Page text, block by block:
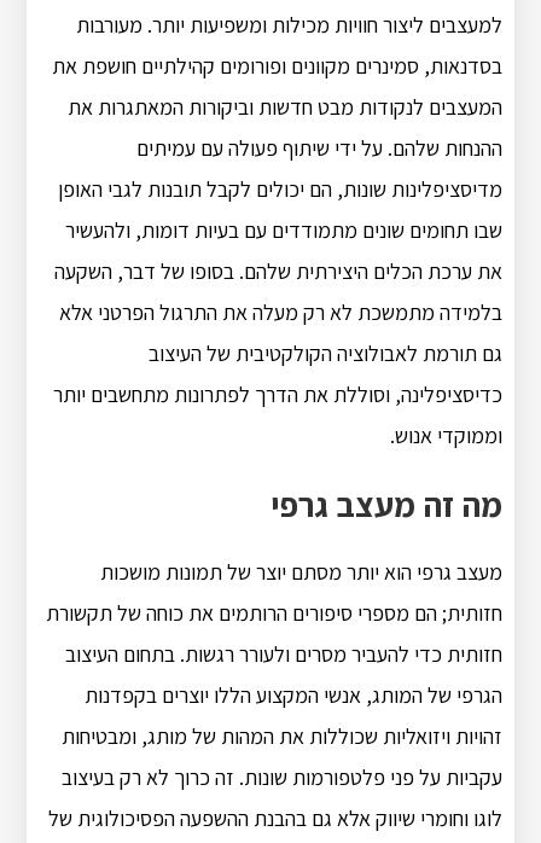
למעצבים ליצור חוויות מכילות ומשפיעות יותר. מעורבות
בסדנאות, סמינרים מקוונים ופורומים קהילתיים חושפת את
המעצבים לנקודות מבט חדשות וביקורות המאתגרות את
ההנחות שלהם. על ידי שיתוף פעולה עם עמיתים
מדיסציפלינות שונות, הם יכולים לקבל תובנות לגבי האופן
שבו תחומים שונים מתמודדים עם בעיות דומות, ולהעשיר
את ערכת הכלים היצירתית שלהם. בסופו של דבר, השקעה
בלמידה מתמשכת לא רק מעלה את התרגול הפרטני אלא
גם תורמת לאבולוציה הקולקטיבית של העיצוב
כדיסציפלינה, וסוללת את הדרך לפתרונות מתחשבים יותר
וממוקדי אנוש.
מה זה מעצב גרפי
מעצב גרפי הוא יותר מסתם יוצר של תמונות מושכות
חזותית; הם מספרי סיפורים הרותמים את כוחה של תקשורת
חזותית כדי להעביר מסרים ולעורר רגשות. בתחום העיצוב
הגרפי של המותג, אנשי המקצוע הללו יוצרים בקפדנות
זהויות ויזואליות שכוללות את המהות של מותג, ומבטיחות
עקביות על פני פלטפורמות שונות. זה כרוך לא רק בעיצוב
לוגו וחומרי שיווק אלא גם בהבנת ההשפעה הפסיכולוגית של